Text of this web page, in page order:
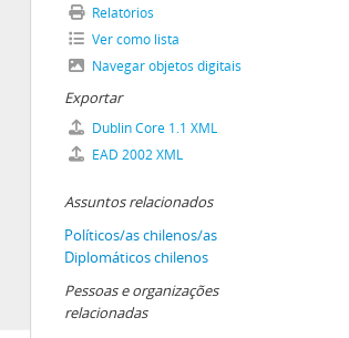
Relatórios
Ver como lista
Navegar objetos digitais
Exportar
Dublin Core 1.1 XML
EAD 2002 XML
Assuntos relacionados
Políticos/as chilenos/as
Diplomáticos chilenos
Pessoas e organizações
relacionadas